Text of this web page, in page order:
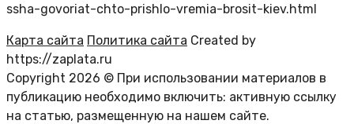
ssha-govoriat-chto-prishlo-vremia-brosit-kiev.html
Карта сайта Политика сайта Created by
https://zaplata.ru
Copyright 2026 © При использовании материалов в
публикацию необходимо включить: активную ссылку
на статью, размещенную на нашем сайте.